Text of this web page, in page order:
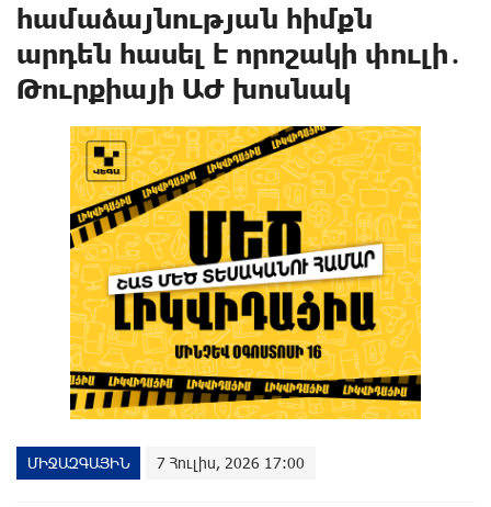
համաձայնության հիմքն
արդեն հասել է որոշակի փուլի․
Թուրքիայի ԱԺ խոսնակ
ՄԻՋԱԶԳԱՅԻՆ 7 Հուլիս, 2026 17:00